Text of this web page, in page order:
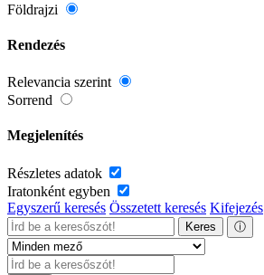
Földrajzi
Rendezés
Relevancia szerint
Sorrend
Megjelenítés
Részletes adatok
Iratonként egyben
Egyszerű keresés Összetett keresés Kifejezés
Keres ⓘ